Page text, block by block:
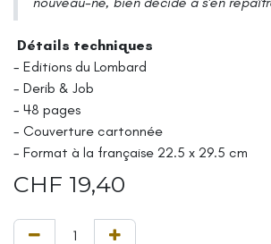
Détails techniques
- Editions du Lombard
- Derib & Job
- 48 pages
- Couverture cartonnée
- Format à la française 22.5 x 29.5 cm
CHF 19,40